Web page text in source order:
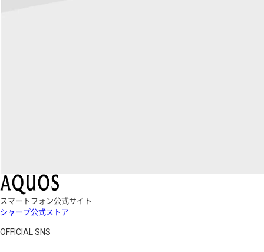
スマートフォン公式サイト
シャープ公式ストア
OFFICIAL SNS